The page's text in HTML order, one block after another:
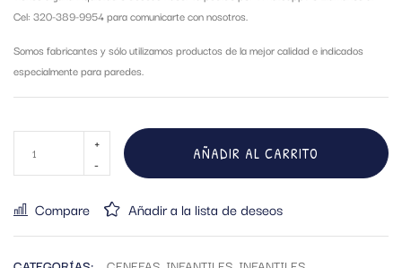
Cel: 320-389-9954 para comunicarte con nosotros.
Somos fabricantes y sólo utilizamos productos de la mejor calidad e indicados
especialmente para paredes.
AÑADIR AL CARRITO
Compare Añadir a la lista de deseos